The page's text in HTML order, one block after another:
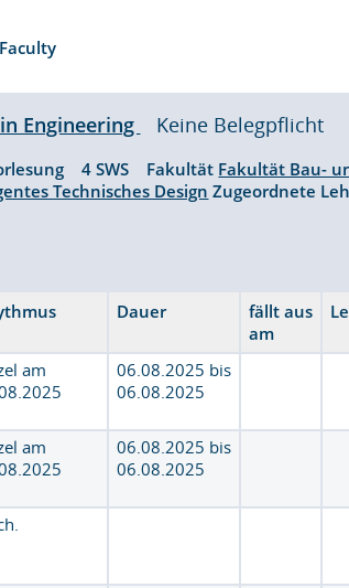
Engineering Keine Belegpflicht
4 SWS Fakultät Fakultät Bau-
Technisches Design Zugeordnete
Dauer
fällt aus
am
am
06.08.2025 bis
06.08.2025
am
06.08.2025 bis
06.08.2025